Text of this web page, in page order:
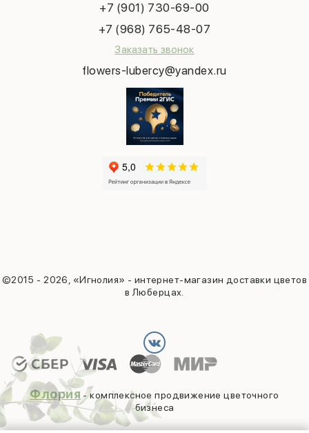
+7 (901) 730-69-00
+7 (968) 765-48-07
Заказать звонок
flowers-lubercy@yandex.ru
©2015 - 2026, «Игнолия» - интернет-магазин доставки цветов
в Люберцах.
Флория - комплексное продвижение цветочного
бизнеса